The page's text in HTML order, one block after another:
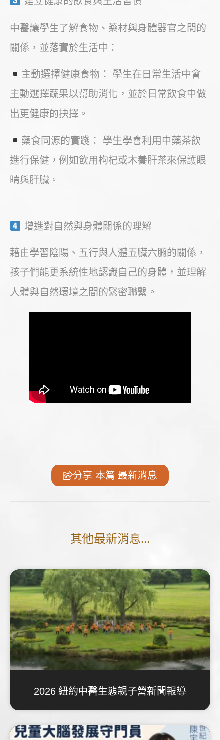
中醫讓學生了解食物、藥材與身體器官之間的
關係，並落實於生活中：
主動選擇健康食物： 學生在日常生活中會
主動選擇蔬果以幫助消化，並於日常飲食中做
出更健康的抉擇。
藥食同源的實踐： 學生學會利用中藥茶飲
進行保健，例如飲用枸杞或木養肝茶來保護眼
睛與肝臟。
增進對自然與身體關係的理解
藉由學習陰陽、五行與人體五臟六腑的關係，
孩子們能更系統性地認識自己的身體，並理解
人體與自然環境之間的緊密聯繫。
分享 本篇 最新消息
其他最新消息...
2026 紐約中醫生態親子營新聞報導